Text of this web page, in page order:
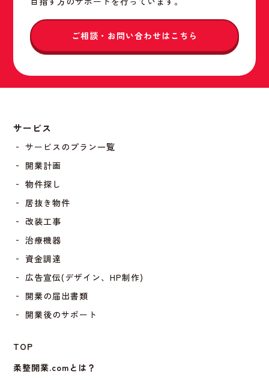
ご相談・お問い合わせはこちら
サービス
‐ サービスのプラン一覧
‐ 開業計画
‐ 物件探し
‐ 居抜き物件
‐ 改装工事
‐ 治療機器
‐ 資金調達
‐ 広告宣伝(デザイン、HP制作)
‐ 開業の届出書類
‐ 開業後のサポート
TOP
柔整開業.comとは？